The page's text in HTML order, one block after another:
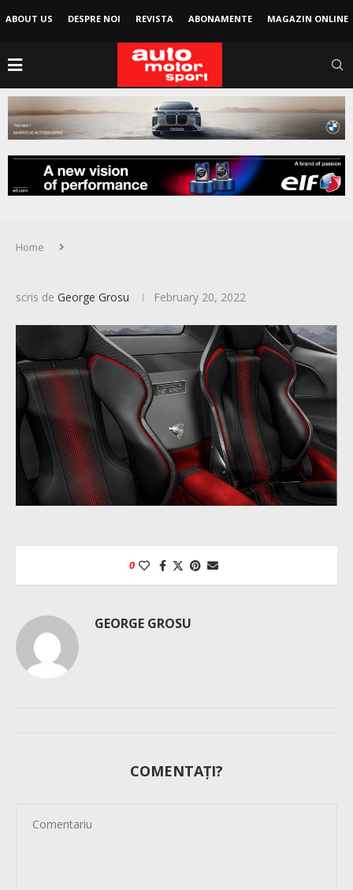
ABOUT US DESPRE NOI REVISTA ABONAMENTE MAGAZIN ONLINE
Home
scris de George Grosu February 20, 2022
0
GEORGE GROSU
COMENTAȚI?